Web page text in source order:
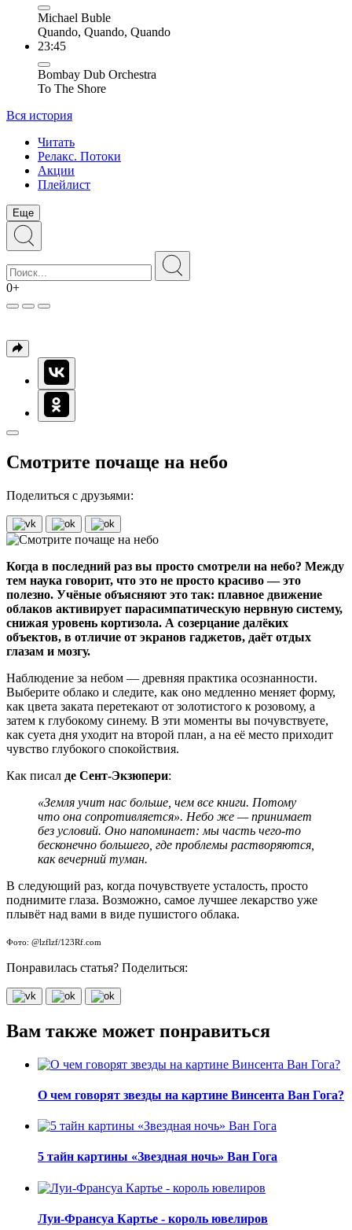
Michael Buble
Quando, Quando, Quando
23:45
Bombay Dub Orchestra
To The Shore
Вся история
Читать
Релакс. Потоки
Акции
Плейлист
Еще
0+
Смотрите почаще на небо
Поделиться с друзьями:
Когда в последний раз вы просто смотрели на небо? Между
тем наука говорит, что это не просто красиво — это
полезно. Учёные объясняют это так: плавное движение
облаков активирует парасимпатическую нервную систему,
снижая уровень кортизола. А созерцание далёких
объектов, в отличие от экранов гаджетов, даёт отдых
глазам и мозгу.
Наблюдение за небом — древняя практика осознанности.
Выберите облако и следите, как оно медленно меняет форму,
как цвета заката перетекают от золотистого к розовому, а
затем к глубокому синему. В эти моменты вы почувствуете,
как суета дня уходит на второй план, а на её место приходит
чувство глубокого спокойствия.
Как писал де Сент-Экзюпери:
«Земля учит нас больше, чем все книги. Потому
что она сопротивляется». Небо же — принимает
без условий. Оно напоминает: мы часть чего-то
бесконечно большего, где проблемы растворяются,
как вечерний туман.
В следующий раз, когда почувствуете усталость, просто
поднимите глаза. Возможно, самое лучшее лекарство уже
плывёт над вами в виде пушистого облака.
Фото: @lzflzf/123Rf.com
Понравилась статья? Поделиться:
Вам также может понравиться
О чем говорят звезды на картине Винсента Ван Гога?
5 тайн картины «Звездная ночь» Ван Гога
Луи-Франсуа Картье - король ювелиров